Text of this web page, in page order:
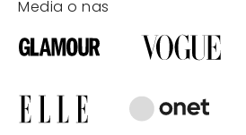
Media o nas